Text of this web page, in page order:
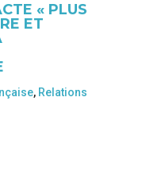
« PLUS
ET
, Relations